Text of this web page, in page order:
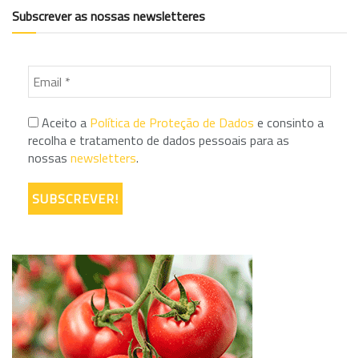
Subscrever as nossas newsletteres
Aceito a Política de Proteção de Dados e consinto a
recolha e tratamento de dados pessoais para as
nossas newsletters.